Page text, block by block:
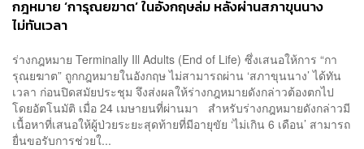
กฎหมาย ‘การุณยฆาต’ ในอังกฤษล่ม หลังผ่านสภาขุนนาง
ไม่ทันเวลา
ร่างกฎหมาย Terminally Ill Adults (End of Life) ซึ่งเสนอให้การ “กา
รุณยฆาต” ถูกกฎหมายในอังกฤษ ไม่สามารถผ่าน ‘สภาขุนนาง’ ได้ทัน
เวลา ก่อนปิดสมัยประชุม จึงส่งผลให้ร่างกฎหมายดังกล่าวต้องตกไป
โดยอัตโนมัติ เมื่อ 24 เมษายนที่ผ่านมา สำหรับร่างกฎหมายดังกล่าวมี
เนื้อหาที่เสนอให้ผู้ป่วยระยะสุดท้ายที่มีอายุขัย ‘ไม่เกิน 6 เดือน’ สามารถ
ยื่นขอรับการช่วยใ...